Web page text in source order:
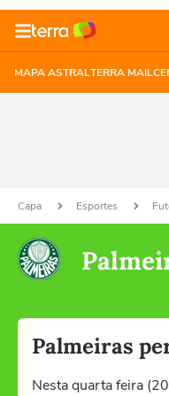
MAPA ASTRALTERRA MAIL
Capa Esportes
Palmeiras
Nesta quarta feira